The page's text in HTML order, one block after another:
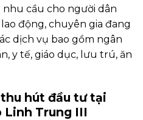
cầu cho người dân
động, chuyên gia đang
dịch vụ bao gồm ngân
y tế, giáo dục, lưu trú, ăn
hút đầu tư tại
Linh Trung III